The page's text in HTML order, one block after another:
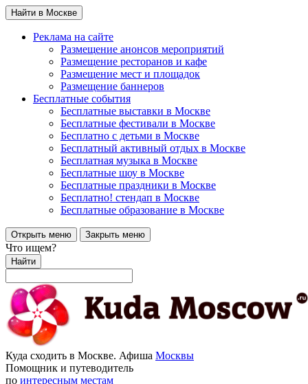
Найти в Москве
Реклама на сайте
Размещение анонсов мероприятий
Размещение ресторанов и кафе
Размещение мест и площадок
Размещение баннеров
Бесплатные события
Бесплатные выставки в Москве
Бесплатные фестивали в Москве
Бесплатно с детьми в Москве
Бесплатный активный отдых в Москве
Бесплатная музыка в Москве
Бесплатные шоу в Москве
Бесплатные праздники в Москве
Бесплатно! стендап в Москве
Бесплатные образование в Москве
Открыть меню Закрыть меню
Что ищем?
Найти
Куда сходить в Москве. Афиша Москвы
Помощник и путеводитель
по интересным местам